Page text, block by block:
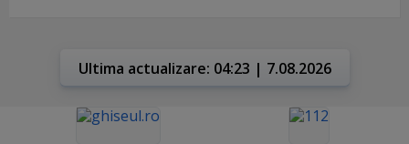
Ultima actualizare: 04:23 | 7.08.2026